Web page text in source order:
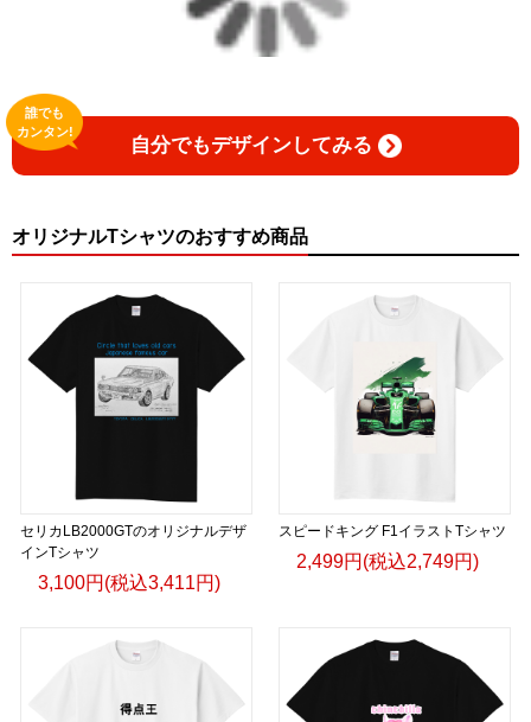
自分でもデザインしてみる
誰でも
カンタン!
オリジナルTシャツのおすすめ商品
セリカLB2000GTのオリジナルデザ
インTシャツ
3,100円(税込3,411円)
スピードキング F1イラストTシャツ
2,499円(税込2,749円)